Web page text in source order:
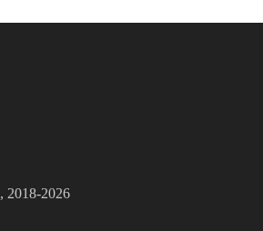
, 2018-2026